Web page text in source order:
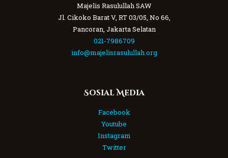
Majelis Rasulullah SAW
Jl. Cikoko Barat V, RT 03/05, No 66,
Pancoran, Jakarta Selatan
021-7986709
info@majelisrasulullah.org
Sosial Media
Facebook
Youtube
Instagram
Twitter